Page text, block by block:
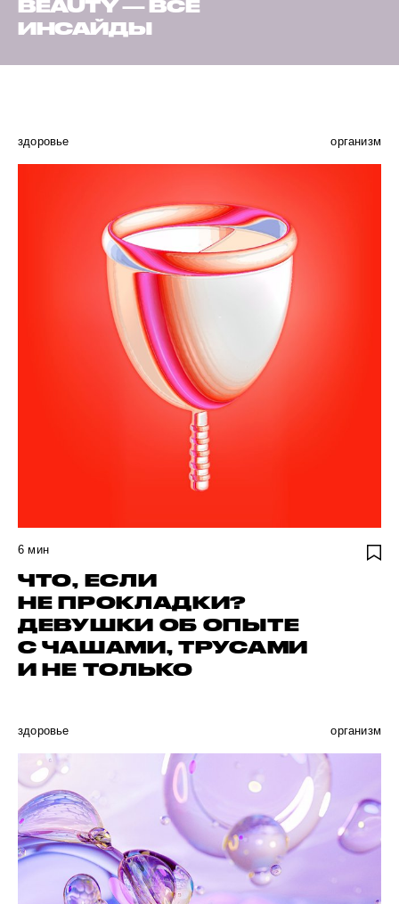
BEAUTY — ВСЕ
ИНСАЙДЫ
здоровье организм
6 мин
ЧТО, ЕСЛИ
НЕ ПРОКЛАДКИ?
ДЕВУШКИ ОБ ОПЫТЕ
С ЧАШАМИ, ТРУСАМИ
И НЕ ТОЛЬКО
здоровье организм